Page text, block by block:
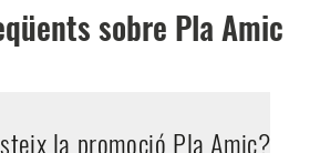
sobre Pla Amic
la promoció Pla Amic?